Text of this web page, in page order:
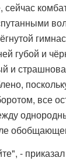
сейчас
губой и
и
все
-